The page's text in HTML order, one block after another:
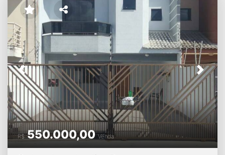
Previous Next
R$550.000,00Venda